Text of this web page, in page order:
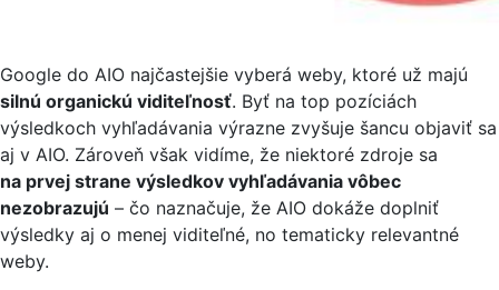
Google do AIO najčastejšie vyberá weby, ktoré už majú
silnú organickú viditeľnosť. Byť na top pozíciách
výsledkoch vyhľadávania výrazne zvyšuje šancu objaviť sa
aj v AIO. Zároveň však vidíme, že niektoré zdroje sa
na prvej strane výsledkov vyhľadávania vôbec
nezobrazujú – čo naznačuje, že AIO dokáže doplniť
výsledky aj o menej viditeľné, no tematicky relevantné
weby.